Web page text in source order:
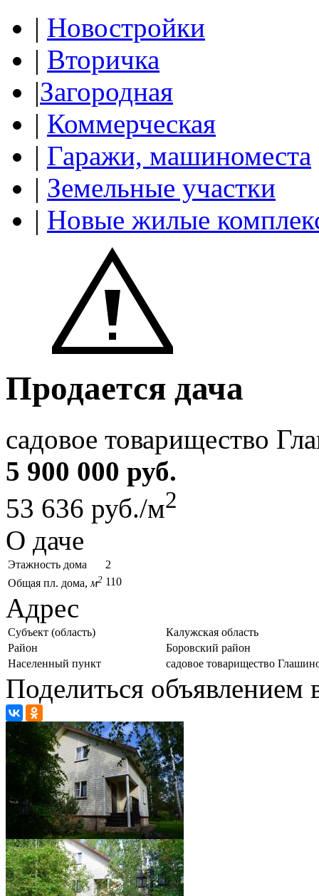
| Новостройки
| Вторичка
|Загородная
| Коммерческая
| Гаражи, машиноместа
| Земельные участки
| Новые жилые
Продается дача
садовое товарищество
5 900 000 руб.
53 636 руб./м2
О даче
Этажность дома
2
Общая пл. дома, м2 110
Адрес
Субъект (область)
Калужская область
Район
Боровский район
Населенный пункт
садовое товарищество
Поделиться объявлением